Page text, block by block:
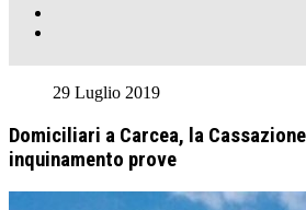
29 Luglio 2019
Domiciliari a Carcea, la
inquinamento prove